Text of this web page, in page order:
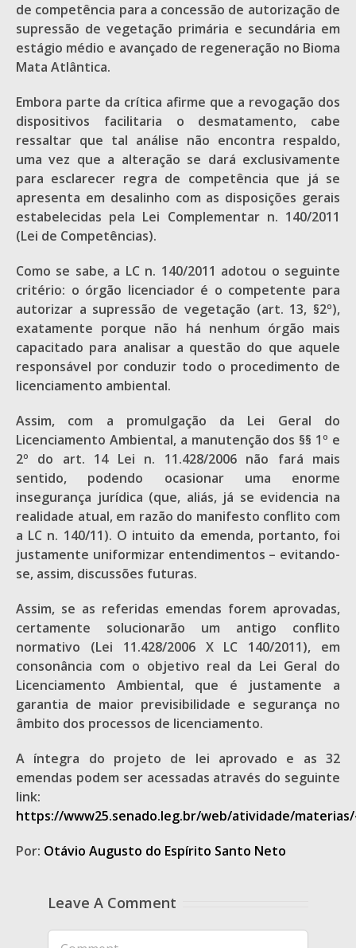
de competência para a concessão de autorização de
supressão de vegetação primária e secundária em
estágio médio e avançado de regeneração no Bioma
Mata Atlântica.
Embora parte da crítica afirme que a revogação dos
dispositivos facilitaria o desmatamento, cabe
ressaltar que tal análise não encontra respaldo,
uma vez que a alteração se dará exclusivamente
para esclarecer regra de competência que já se
apresenta em desalinho com as disposições gerais
estabelecidas pela Lei Complementar n. 140/2011
(Lei de Competências).
Como se sabe, a LC n. 140/2011 adotou o seguinte
critério: o órgão licenciador é o competente para
autorizar a supressão de vegetação (art. 13, §2º),
exatamente porque não há nenhum órgão mais
capacitado para analisar a questão do que aquele
responsável por conduzir todo o procedimento de
licenciamento ambiental.
Assim, com a promulgação da Lei Geral do
Licenciamento Ambiental, a manutenção dos §§ 1º e
2º do art. 14 Lei n. 11.428/2006 não fará mais
sentido, podendo ocasionar uma enorme
insegurança jurídica (que, aliás, já se evidencia na
realidade atual, em razão do manifesto conflito com
a LC n. 140/11). O intuito da emenda, portanto, foi
justamente uniformizar entendimentos – evitando-
se, assim, discussões futuras.
Assim, se as referidas emendas forem aprovadas,
certamente solucionarão um antigo conflito
normativo (Lei 11.428/2006 X LC 140/2011), em
consonância com o objetivo real da Lei Geral do
Licenciamento Ambiental, que é justamente a
garantia de maior previsibilidade e segurança no
âmbito dos processos de licenciamento.
A íntegra do projeto de lei aprovado e as 32
emendas podem ser acessadas através do seguinte
link:
https://www25.senado.leg.br/web/atividade/
Por: Otávio Augusto do Espírito Santo Neto
Leave A Comment
Comment